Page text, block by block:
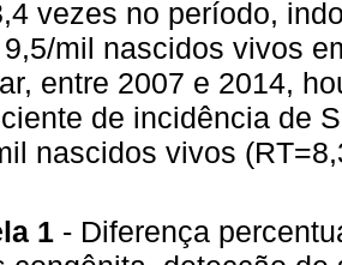
vezes no período,
mil nascidos vivos
entre 2007 e 2014,
de incidência de
nascidos vivos
1 - Diferença